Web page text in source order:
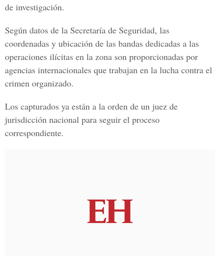
de investigación.
Según datos de la Secretaría de Seguridad, las
coordenadas y ubicación de las bandas dedicadas a las
operaciones ilícitas en la zona son proporcionadas por
agencias internacionales que trabajan en la lucha contra el
crimen organizado.
Los capturados ya están a la orden de un juez de
jurisdicción nacional para seguir el proceso
correspondiente.